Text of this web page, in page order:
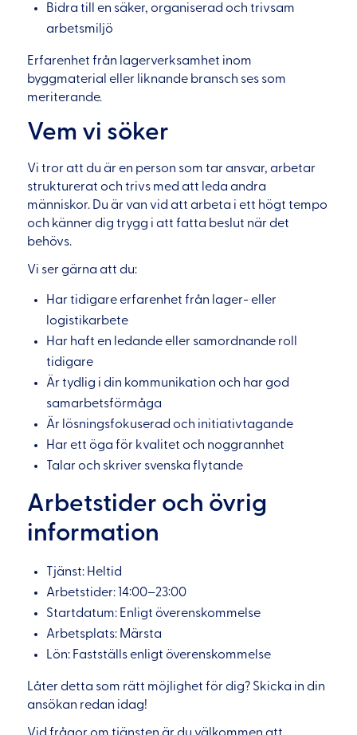
Bidra till en säker, organiserad och trivsam
arbetsmiljö
Erfarenhet från lagerverksamhet inom
byggmaterial eller liknande bransch ses som
meriterande.
Vem vi söker
Vi tror att du är en person som tar ansvar, arbetar
strukturerat och trivs med att leda andra
människor. Du är van vid att arbeta i ett högt tempo
och känner dig trygg i att fatta beslut när det
behövs.
Vi ser gärna att du:
Har tidigare erfarenhet från lager- eller
logistikarbete
Har haft en ledande eller samordnande roll
tidigare
Är tydlig i din kommunikation och har god
samarbetsförmåga
Är lösningsfokuserad och initiativtagande
Har ett öga för kvalitet och noggrannhet
Talar och skriver svenska flytande
Arbetstider och övrig
information
Tjänst: Heltid
Arbetstider: 14:00–23:00
Startdatum: Enligt överenskommelse
Arbetsplats: Märsta
Lön: Fastställs enligt överenskommelse
Låter detta som rätt möjlighet för dig? Skicka in din
ansökan redan idag!